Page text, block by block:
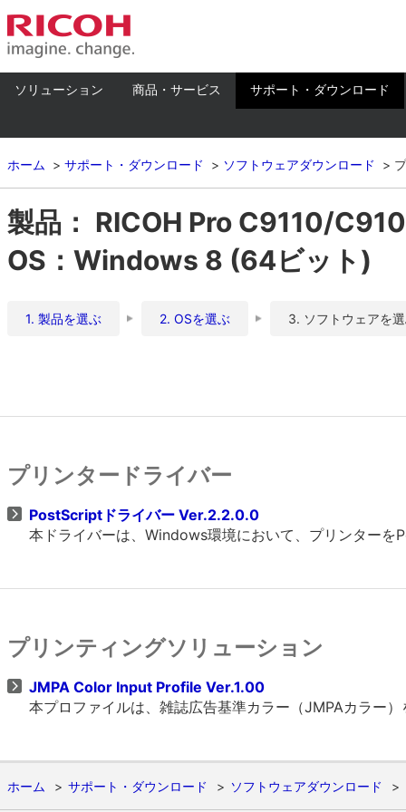
ソリューション 商品・サービス サポート・ダウンロード
ホーム サポート・ダウンロード ソフトウェアダウンロード
製品： RICOH Pro C9110/
OS：Windows 8 (64ビット)
1. 製品を選ぶ 2. OSを選ぶ 3. ソフトウェアを
プリンタードライバー
PostScriptドライバー Ver.2.2.0.0
本ドライバーは、Windows環境において、プリンター
プリンティングソリューション
JMPA Color Input Profile Ver.1.00
本プロファイルは、雑誌広告基準カラー（JMPAカラー
ホーム サポート・ダウンロード ソフトウェアダウンロード